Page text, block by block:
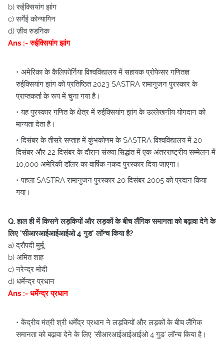
b) रुईक्सियांग झांग
c) सर्गेई कोन्यागिन
d) ज़ीव रुडनिक
Ans :- रुईक्सियांग झांग
अमेरिका के कैलिफोर्निया विश्वविद्यालय में सहायक प्रोफेसर गणितज्ञ
रुईक्सियांग झांग को प्रतिष्ठित 2023 SASTRA रामानुजन पुरस्कार के
प्राप्तकर्ता के रूप में चुना गया है।
यह पुरस्कार गणित के क्षेत्र में रुईक्सियांग झांग के उल्लेखनीय योगदान को
मान्यता देता है।
दिसंबर के तीसरे सप्ताह में कुंभकोणम के SASTRA विश्वविद्यालय में 20
दिसंबर और 22 दिसंबर के दौरान संख्या सिद्धांत में एक अंतरराष्ट्रीय सम्मेलन में
10,000 अमेरिकी डॉलर का वार्षिक नकद पुरस्कार दिया जाएगा।
पहला SASTRA रामानुजन पुरस्कार 20 दिसंबर 2005 को प्रदान किया
गया।
Q. हाल ही में किसने लड़कियों और लड़कों के बीच लैंगिक समानता को बढ़ावा देने के
लिए 'सीआरआईआईआईओ 4 गुड' लॉन्च किया है?
a) द्रौपदी मुर्मू
b) अमित शाह
c) नरेन्द्र मोदी
d) धर्मेन्द्र प्रधान
Ans :- धर्मेन्द्र प्रधान
केंद्रीय मंत्री श्री धर्मेंद्र प्रधान ने लड़कियों और लड़कों के बीच लैंगिक
समानता को बढ़ावा देने के लिए 'सीआरआईआईआईओ 4 गुड' लॉन्च किया है।